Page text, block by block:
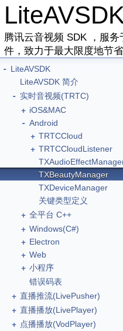
腾讯云音视频 SDK ，服
件，致力于最大限度地节
- LiteAVSDK
LiteAVSDK 简介
- 实时音视频(TRTC)
+ iOS&MAC
- Android
+ TRTCCloud
+ TRTCCloudListener
TXBeautyManager
TXDeviceManager
关键类型定义
+ 全平台 C++
+ Windows(C#)
+ Electron
+ Web
+ 小程序
错误码表
+ 直播推流(LivePusher)
+ 直播播放(LivePlayer)
+ 点播播放(VodPlayer)